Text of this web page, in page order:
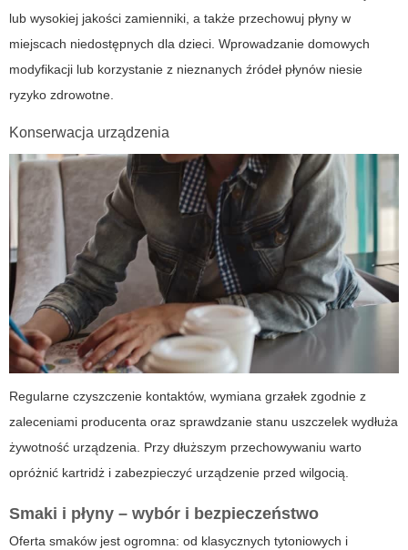
lub wysokiej jakości zamienniki, a także przechowuj płyny w
miejscach niedostępnych dla dzieci. Wprowadzanie domowych
modyfikacji lub korzystanie z nieznanych źródeł płynów niesie
ryzyko zdrowotne.
Konserwacja urządzenia
Regularne czyszczenie kontaktów, wymiana grzałek zgodnie z
zaleceniami producenta oraz sprawdzanie stanu uszczelek wydłuża
żywotność urządzenia. Przy dłuższym przechowywaniu warto
opróżnić kartridż i zabezpieczyć urządzenie przed wilgocią.
Smaki i płyny – wybór i bezpieczeństwo
Oferta smaków jest ogromna: od klasycznych tytoniowych i